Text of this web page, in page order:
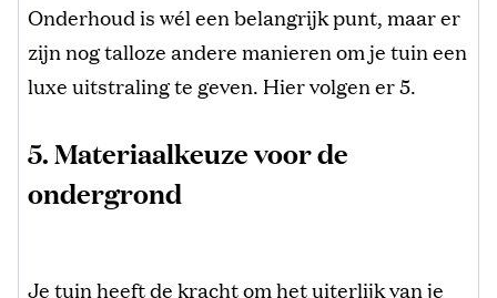
Onderhoud is wél een belangrijk punt, maar er
zijn nog talloze andere manieren om je tuin een
luxe uitstraling te geven. Hier volgen er 5.
5. Materiaalkeuze voor de
ondergrond
Je tuin heeft de kracht om het uiterlijk van je